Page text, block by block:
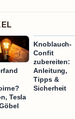
Tesla
Knoblauch-
Confit
zubereiten:
Anleitung,
Tipps &
Sicherheit